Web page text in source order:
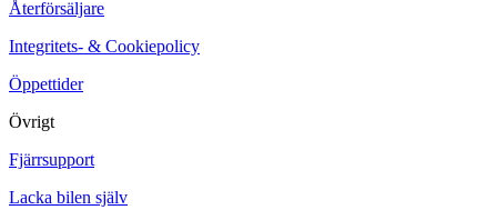
Återförsäljare
Integritets- & Cookiepolicy
Öppettider
Övrigt
Fjärrsupport
Lacka bilen själv